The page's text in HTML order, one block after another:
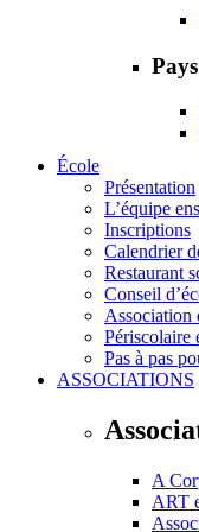
École
Présentation
L’équipe
Inscriptions
Calendrier
Restaurant
Conseil
Association
Périscolaire
Pas à pas
ASSOCIATIONS
A
ART